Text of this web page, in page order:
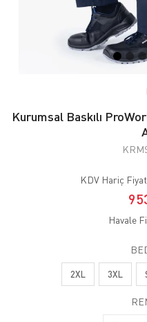
Kurumsal Baskılı
KDV Hariç
Havale
2XL 3XL